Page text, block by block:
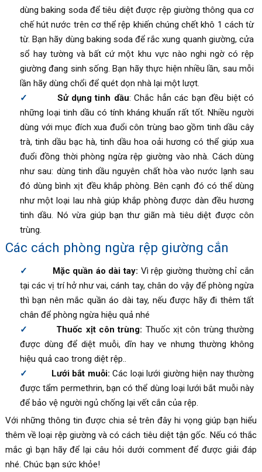
dùng baking soda để tiêu diệt được rệp giường thông qua cơ
chế hút nước trên cơ thể rệp khiến chúng chết khô 1 cách từ
từ. Bạn hãy dùng baking soda để rắc xung quanh giường, cửa
sổ hay tường và bất cứ một khu vực nào nghi ngờ có rệp
giường đang sinh sống. Bạn hãy thực hiện nhiều lần, sau mỗi
lần hãy dùng chổi để quét dọn nhà lại một lượt.
Sử dụng tinh dầu: Chắc hẳn các bạn đều biệt có
những loại tinh dầu có tính kháng khuẩn rất tốt. Nhiều người
dùng với mục đích xua đuổi côn trùng bao gồm tinh dầu cây
trà, tinh dầu bạc hà, tinh dầu hoa oải hương có thể giúp xua
đuổi đồng thời phòng ngừa rệp giường vào nhà. Cách dùng
như sau: dùng tinh dầu nguyên chất hòa vào nước lạnh sau
đó dùng bình xịt đều khắp phòng. Bên cạnh đó có thể dùng
như một loại lau nhà giúp khắp phòng được dàn đều hương
tinh dầu. Nó vừa giúp bạn thư giãn mà tiêu diệt được côn
trùng.
Các cách phòng ngừa rệp giường cắn
Mặc quần áo dài tay: Vì rệp giường thường chỉ cắn
tại các vị trí hở như vai, cánh tay, chân do vậy để phòng ngừa
thì bạn nên mắc quần áo dài tay, nếu được hãy đi thêm tất
chân để phòng ngừa hiệu quả nhé
Thuốc xịt côn trùng: Thuốc xịt côn trùng thường
được dùng để diệt muỗi, dĩn hay ve nhưng thường không
hiệu quả cao trong diệt rệp..
Lưới bắt muỗi: Các loại lưới giường hiện nay thường
được tẩm permethrin, bạn có thể dùng loại lưới bắt muỗi này
để bảo vệ người ngủ chống lại vết cắn của rệp.
Với những thông tin được chia sẻ trên đây hi vọng giúp bạn hiểu
thêm về loại rệp giường và có cách tiêu diệt tận gốc. Nếu có thắc
mắc gì bạn hãy để lại câu hỏi dưới comment để được giải đáp
nhé. Chúc bạn sức khỏe!